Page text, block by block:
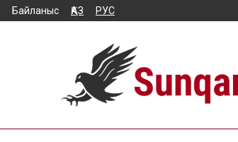
Байланыс ҚАЗ РУС